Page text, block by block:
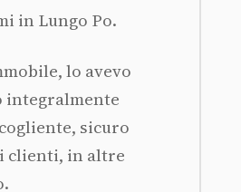
in Lungo Po.
lo avevo
integralmente
sicuro
clienti, in altre